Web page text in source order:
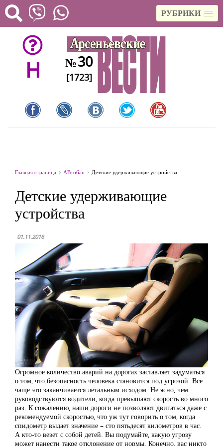
РУБРИКИ
H №30
[1723]
Главная страница АВтобан Детские удерживающие устройства
Детские удерживающие
устройства
01.11.2016
Огромное количество аварий на дорогах заставляет задуматься
о том, что безопасность человека становится под угрозой. Все
чаще это заканчивается летальным исходом. Не ясно, чем
руководствуются водители, когда превышают скорость во много
раз. К сожалению, наши дороги не позволяют двигаться даже с
рекомендуемой скоростью, что уж тут говорить о том, когда
спидометр выдает значение – сто пятьдесят километров в час.
А кто-то везет с собой детей. Вы подумайте, какую угрозу
может нанести такое отклонение от нормы. Конечно, вас никто